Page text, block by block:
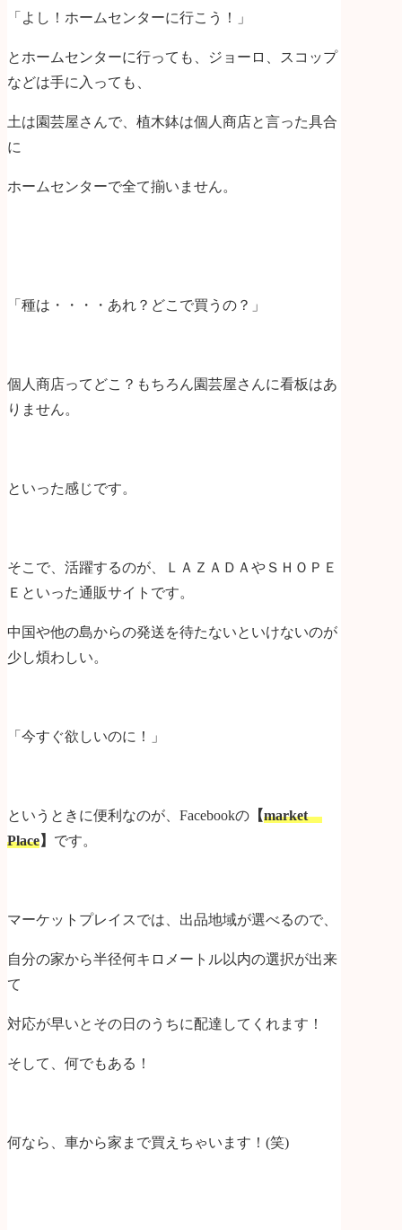
「よし！ホームセンターに行こう！」
とホームセンターに行っても、ジョーロ、スコップ
などは手に入っても、
土は園芸屋さんで、植木鉢は個人商店と言った具合
に
ホームセンターで全て揃いません。
「種は・・・・あれ？どこで買うの？」
個人商店ってどこ？もちろん園芸屋さんに看板はあ
りません。
といった感じです。
そこで、活躍するのが、ＬＡＺＡＤＡやＳＨＯＰＥ
Ｅといった通販サイトです。
中国や他の島からの発送を待たないといけないのが
少し煩わしい。
「今すぐ欲しいのに！」
というときに便利なのが、Facebookの 【market
Place】 です。
マーケットプレイスでは、出品地域が選べるので、
自分の家から半径何キロメートル以内の選択が出来
て
対応が早いとその日のうちに配達してくれます！
そして、何でもある！
何なら、車から家まで買えちゃいます！(笑)